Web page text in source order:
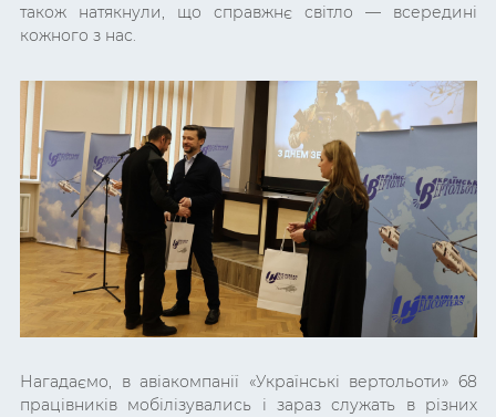
також натякнули, що справжнє світло — всередині
кожного з нас.
Нагадаємо, в авіакомпанії «Українські вертольоти» 68
працівників мобілізувались і зараз служать в різних